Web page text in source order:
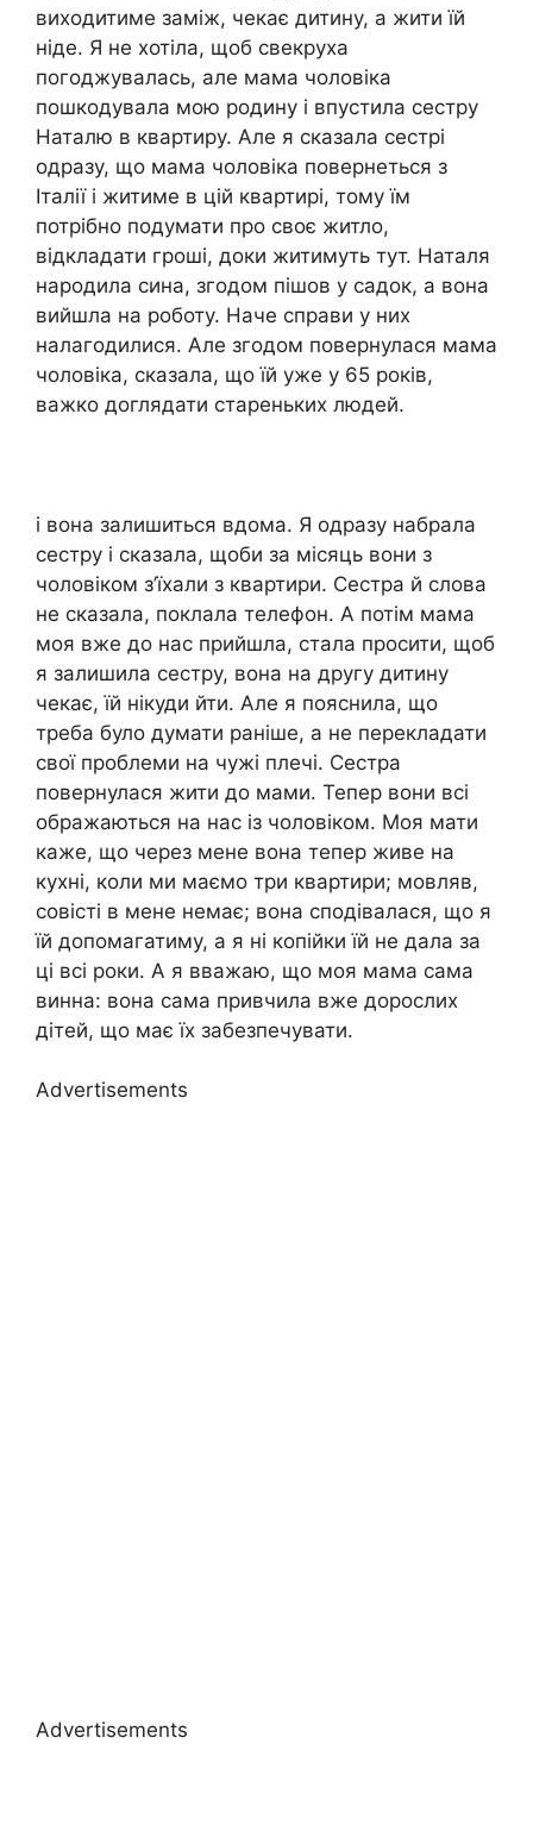
виходитиме заміж, чекає дитину, а жити їй
ніде. Я не хотіла, щоб свекруха
погоджувалась, але мама чоловіка
пошкодувала мою родину і впустила сестру
Наталю в квартиру. Але я сказала сестрі
одразу, що мама чоловіка повернеться з
Італії і житиме в цій квартирі, тому їм
потрібно подумати про своє житло,
відкладати гроші, доки житимуть тут. Наталя
народила сина, згодом пішов у садок, а вона
вийшла на роботу. Наче справи у них
налагодилися. Але згодом повернулася мама
чоловіка, сказала, що їй уже у 65 років,
важко доглядати стареньких людей.
і вона залишиться вдома. Я одразу набрала
сестру і сказала, щоби за місяць вони з
чоловіком з’їхали з квартири. Сестра й слова
не сказала, поклала телефон. А потім мама
моя вже до нас прийшла, стала просити, щоб
я залишила сестру, вона на другу дитину
чекає, їй нікуди йти. Але я пояснила, що
треба було думати раніше, а не перекладати
свої проблеми на чужі плечі. Сестра
повернулася жити до мами. Тепер вони всі
ображаються на нас із чоловіком. Моя мати
каже, що через мене вона тепер живе на
кухні, коли ми маємо три квартири; мовляв,
совісті в мене немає; вона сподівалася, що я
їй допомагатиму, а я ні копійки їй не дала за
ці всі роки. А я вважаю, що моя мама сама
винна: вона сама привчила вже дорослих
дітей, що має їх забезпечувати.
Advertisements
Advertisements